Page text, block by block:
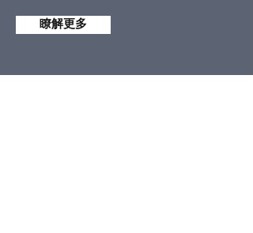
瞭解更多